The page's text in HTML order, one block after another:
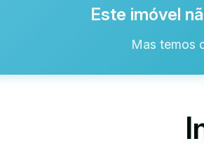
Este imóvel
Mas temos